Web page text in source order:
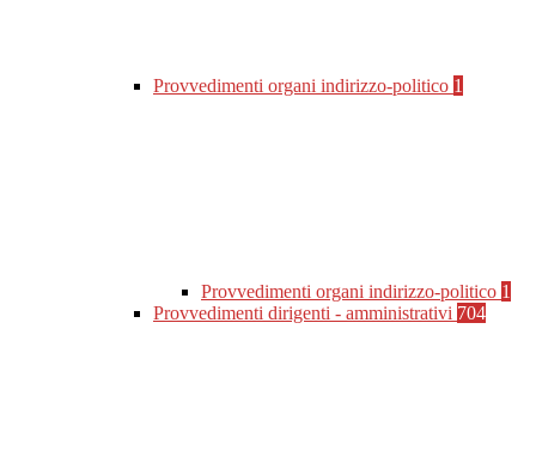
Provvedimenti organi indirizzo-politico 1
Provvedimenti organi indirizzo-politico 1
Provvedimenti dirigenti - amministrativi 704